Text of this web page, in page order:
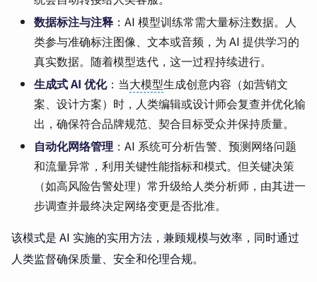
数据标注与注释 ：AI 模型训练常需大量标注数据。人
类参与准确标注图像、文本或音频，为 AI 提供学习的
真实数据。随着模型迭代，这一过程持续进行。
生成式 AI 优化：当大模型生成创意内容（如营销文
案、设计方案）时，人类编辑或设计师会复查并优化输
出，确保符合品牌规范、契合目标受众并保持质量。
自动化网络管理 ：AI 系统可分析告警、预测网络问题
和流量异常，利用关键性能指标和模式。但关键决策
（如高风险告警处理）常升级给人类分析师，由其进一
步调查并最终决定网络变更是否批准。
该模式是 AI 实施的实用方法，兼顾规模与效率，同时通过
人类监督确保质量、安全和伦理合规。